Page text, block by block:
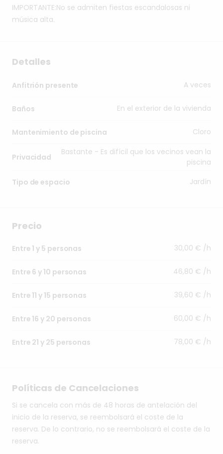
IMPORTANTE:No se admiten fiestas escandalosas ni
música alta.
Detalles
Anfitrión presente A veces
Baños En el exterior de la vivienda
Mantenimiento de piscina Cloro
Privacidad
Bastante - Es difícil que los vecinos vean la
piscina
Tipo de espacio
Jardín
Precio
Entre 1 y 5 personas 30,00 € /h
Entre 6 y 10 personas 46,80 € /h
Entre 11 y 15 personas 39,60 € /h
Entre 16 y 20 personas 60,00 € /h
Entre 21 y 25 personas 78,00 € /h
Políticas de Cancelaciones
Si se cancela con más de 48 horas de antelación del
inicio de la reserva, se reembolsará el coste de la
reserva. De lo contrario, no se reembolsará el coste de la
reserva.